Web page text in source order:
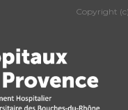
Copyright